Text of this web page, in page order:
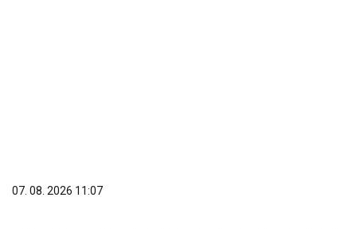
07. 08. 2026 11:07